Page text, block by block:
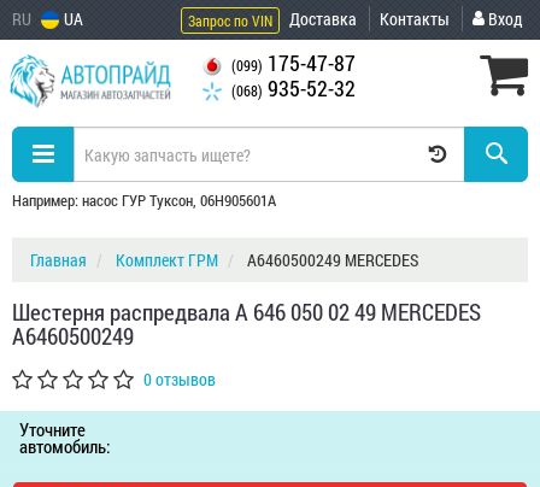
RU UA Запрос по VIN Доставка Контакты Вход
(099) 175-47-87
(068) 935-52-32
Например: насос ГУР Туксон, 06H905601A
Главная Комплект ГРМ A6460500249 MERCEDES
Шестерня распредвала A 646 050 02 49 MERCEDES
A6460500249
0 отзывов
Уточните
автомобиль: